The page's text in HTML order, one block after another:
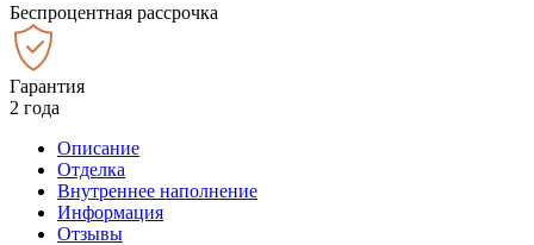
Беспроцентная рассрочка
Гарантия
2 года
Описание
Отделка
Внутреннее наполнение
Информация
Отзывы